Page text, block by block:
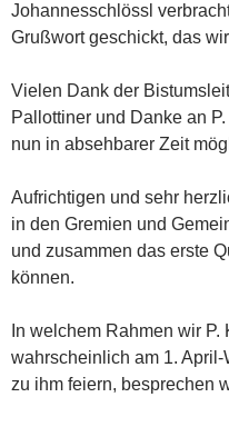
Johannesschlössl
Grußwort geschickt, das
Vielen Dank der
Pallottiner und Danke an
nun in absehbarer Zeit
Aufrichtigen und sehr
in den Gremien und
und zusammen das erste
können.
In welchem Rahmen wir
wahrscheinlich am 1.
zu ihm feiern, besprechen